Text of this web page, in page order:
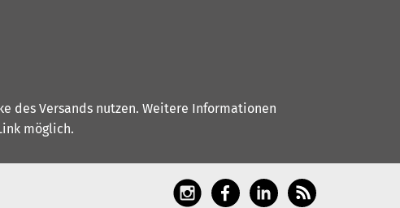
des Versands nutzen. Weitere Informationen
möglich.